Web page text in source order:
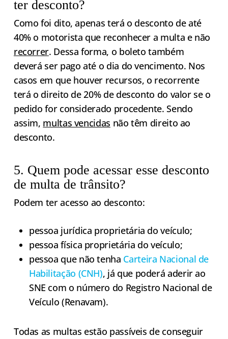
ter desconto?
Como foi dito, apenas terá o desconto de até
40% o motorista que reconhecer a multa e não
recorrer. Dessa forma, o boleto também
deverá ser pago até o dia do vencimento. Nos
casos em que houver recursos, o recorrente
terá o direito de 20% de desconto do valor se o
pedido for considerado procedente. Sendo
assim, multas vencidas não têm direito ao
desconto.
5. Quem pode acessar esse desconto
de multa de trânsito?
Podem ter acesso ao desconto:
pessoa jurídica proprietária do veículo;
pessoa física proprietária do veículo;
pessoa que não tenha Carteira Nacional de
Habilitação (CNH), já que poderá aderir ao
SNE com o número do Registro Nacional de
Veículo (Renavam).
Todas as multas estão passíveis de conseguir